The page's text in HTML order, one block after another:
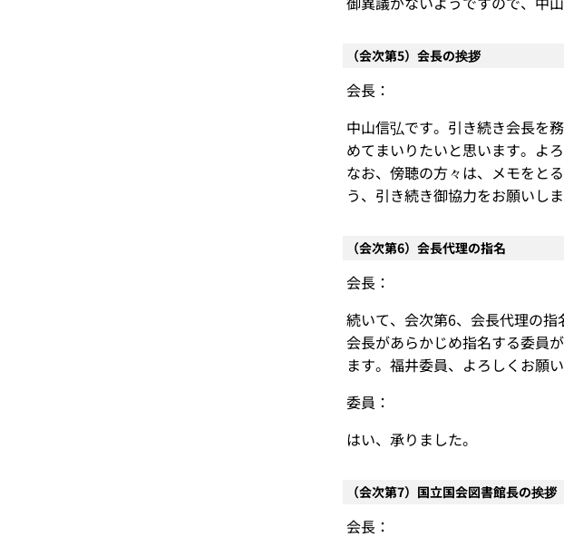
（会次第5）会長の挨拶
会長：
中山信弘です。引き続き会長を
めてまいりたいと思います。よ
なお、傍聴の方々は、メモをと
う、引き続き御協力をお願いしま
（会次第6）会長代理の指名
会長：
続いて、会次第6、会長代理の
会長があらかじめ指名する委員
ます。福井委員、よろしくお願い
委員：
はい、承りました。
（会次第7）国立国会図書館長の挨拶
会長：